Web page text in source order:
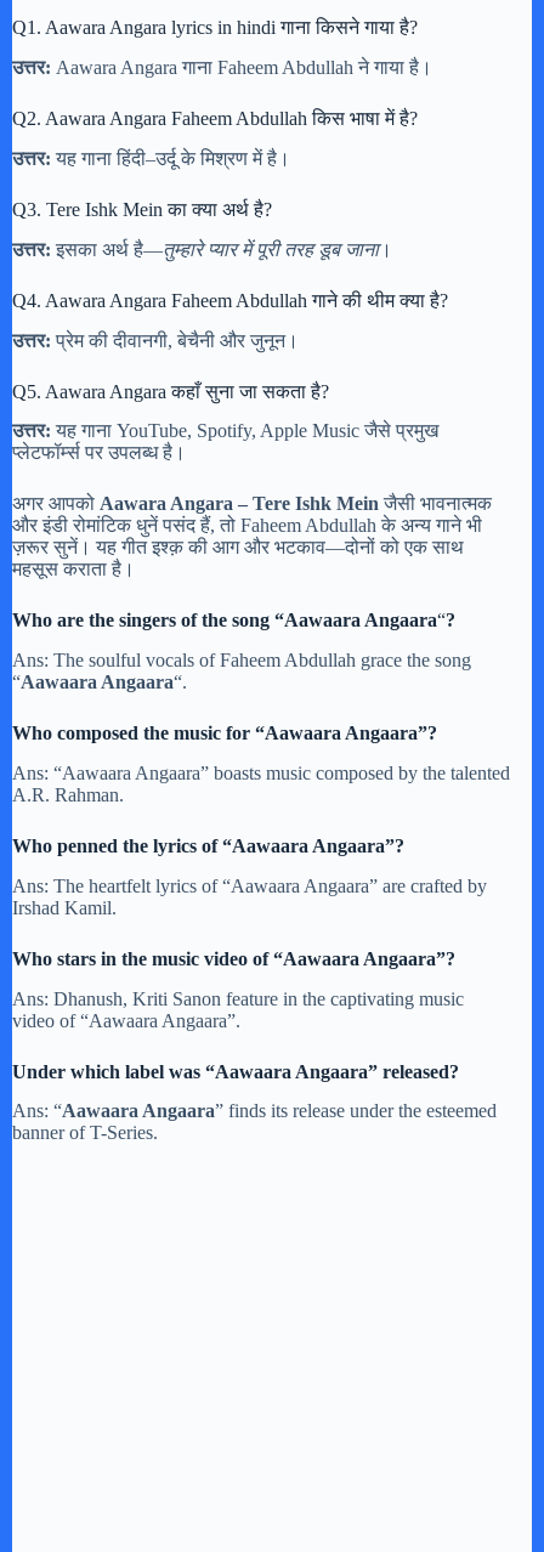
Q1. Aawara Angara lyrics in hindi गाना किसने गाया है?
उत्तर: Aawara Angara गाना Faheem Abdullah ने गाया है।
Q2. Aawara Angara Faheem Abdullah किस भाषा में है?
उत्तर: यह गाना हिंदी–उर्दू के मिश्रण में है।
Q3. Tere Ishk Mein का क्या अर्थ है?
उत्तर: इसका अर्थ है—तुम्हारे प्यार में पूरी तरह डूब जाना।
Q4. Aawara Angara Faheem Abdullah गाने की थीम क्या है?
उत्तर: प्रेम की दीवानगी, बेचैनी और जुनून।
Q5. Aawara Angara कहाँ सुना जा सकता है?
उत्तर: यह गाना YouTube, Spotify, Apple Music जैसे प्रमुख
प्लेटफॉर्म्स पर उपलब्ध है।
अगर आपको Aawara Angara – Tere Ishk Meinजैसी भावनात्मक
और इंडी रोमांटिक धुनें पसंद हैं, तो Faheem Abdullah के अन्य गाने भी
ज़रूर सुनें। यह गीत इश्क़ की आग और भटकाव—दोनों को एक साथ
महसूस कराता है।
Who are the singers of the song “Aawaara Angaara“?
Ans: The soulful vocals of Faheem Abdullah grace the song
“Aawaara Angaara“.
Who composed the music for “Aawaara Angaara”?
Ans: “Aawaara Angaara” boasts music composed by the talented
A.R. Rahman.
Who penned the lyrics of “Aawaara Angaara”?
Ans: The heartfelt lyrics of “Aawaara Angaara” are crafted by
Irshad Kamil.
Who stars in the music video of “Aawaara Angaara”?
Ans: Dhanush, Kriti Sanon feature in the captivating music
video of “Aawaara Angaara”.
Under which label was “Aawaara Angaara” released?
Ans: “Aawaara Angaara” finds its release under the esteemed
banner of T-Series.